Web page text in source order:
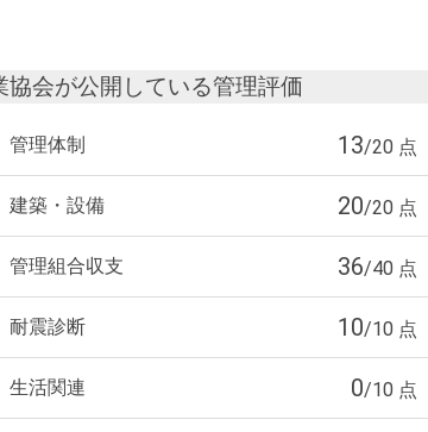
会が公開している管理評価
管理体制 13/20 点
建築・設備 20/20 点
管理組合収支 36/40 点
耐震診断 10/10 点
生活関連 0/10 点